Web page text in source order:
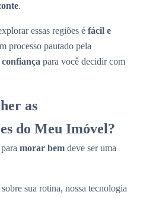
.
essas regiões é fácil e
processo pautado pela
confiança para você decidir com
as
do Meu Imóvel?
morar bem deve ser uma
sua rotina, nossa tecnologia